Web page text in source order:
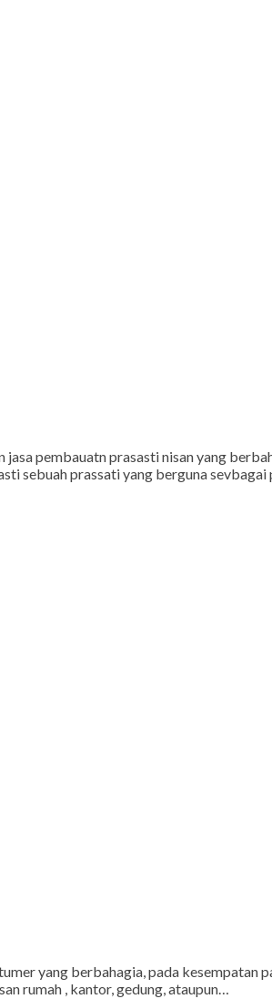
pembauatn prasasti nisan yang
sebuah prassati yang berguna sevbagai
yang berbahagia, pada kesempatan
rumah , kantor, gedung, ataupun…